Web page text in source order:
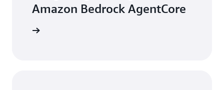
Amazon Bedrock AgentCore